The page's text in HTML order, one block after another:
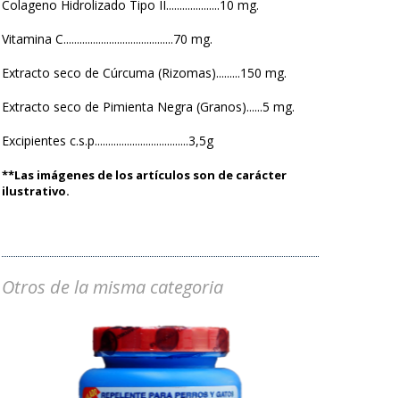
Colageno Hidrolizado Tipo II....................10 mg.
Vitamina C.........................................70 mg.
Extracto seco de Cúrcuma (Rizomas).........150 mg.
Extracto seco de Pimienta Negra (Granos)......5 mg.
Excipientes c.s.p...................................3,5g
**Las imágenes de los artículos son de carácter
ilustrativo.
Otros de la misma categoria